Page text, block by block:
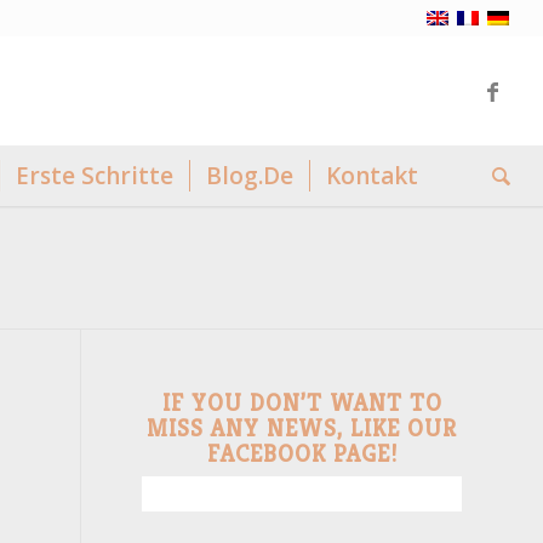
Erste Schritte Blog.De Kontakt
IF YOU DON’T WANT TO
MISS ANY NEWS, LIKE OUR
FACEBOOK PAGE!